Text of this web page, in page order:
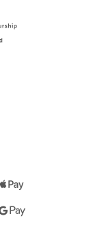
Pay
Google